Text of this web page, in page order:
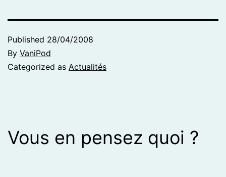
Published 28/04/2008
By VaniPod
Categorized as Actualités
Vous en pensez quoi ?